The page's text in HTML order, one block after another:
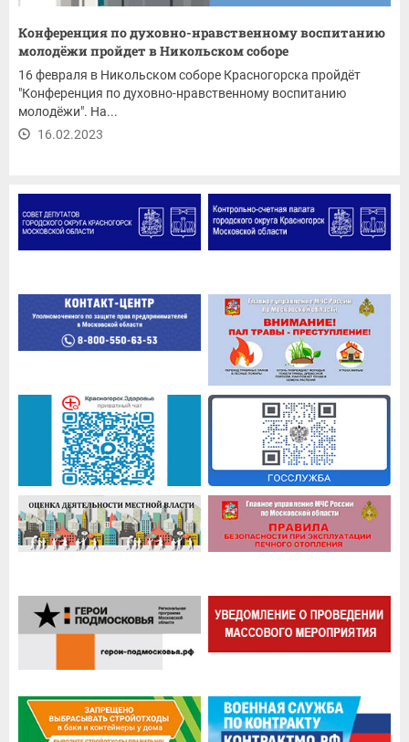
Конференция по духовно-нравственному воспитанию
молодёжи пройдет в Никольском соборе
16 февраля в Никольском соборе Красногорска пройдёт
"Конференция по духовно-нравственному воспитанию
молодёжи". На...
16.02.2023